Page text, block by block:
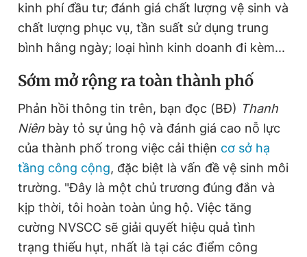
kinh phí đầu tư; đánh giá chất lượng vệ sinh và
chất lượng phục vụ, tần suất sử dụng trung
bình hằng ngày; loại hình kinh doanh đi kèm...
Sớm mở rộng ra toàn thành phố
Phản hồi thông tin trên, bạn đọc (BĐ) Thanh
Niên bày tỏ sự ủng hộ và đánh giá cao nỗ lực
của thành phố trong việc cải thiện cơ sở hạ
tầng công cộng, đặc biệt là vấn đề vệ sinh môi
trường. "Đây là một chủ trương đúng đắn và
kịp thời, tôi hoàn toàn ủng hộ. Việc tăng
cường NVSCC sẽ giải quyết hiệu quả tình
trạng thiếu hụt, nhất là tại các điểm công